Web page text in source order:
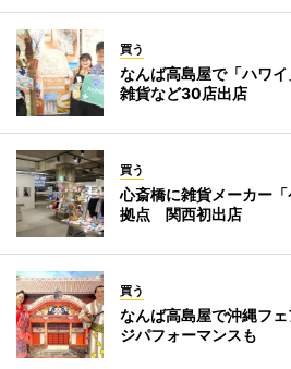
買う
なんば高島屋で「ハワ
雑貨など30店出店
買う
心斎橋に雑貨メーカー
拠点 関西初出店
買う
なんば高島屋で沖縄フ
ジパフォーマンスも